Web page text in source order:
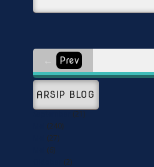
← Prev
ARSIP BLOG
(21)
(240)
(27)
(6)
(2)